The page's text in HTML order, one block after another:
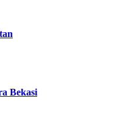
Bekasi